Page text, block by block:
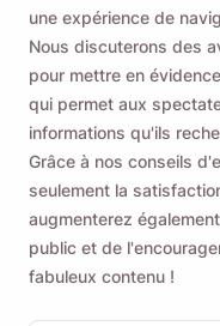
une expérience de
Nous discuterons des
pour mettre en
qui permet aux
informations qu'ils
Grâce à nos conseils
seulement la
augmenterez
public et de
fabuleux contenu !